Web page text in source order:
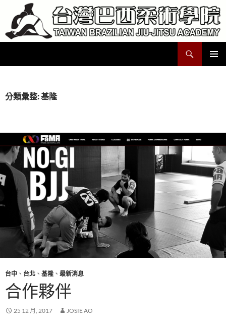
要
容
分類彙整: 基隆
台中 、 台北 、 基隆、 最新消息
合作夥伴
25 12 月, 2017 JOSIE AO